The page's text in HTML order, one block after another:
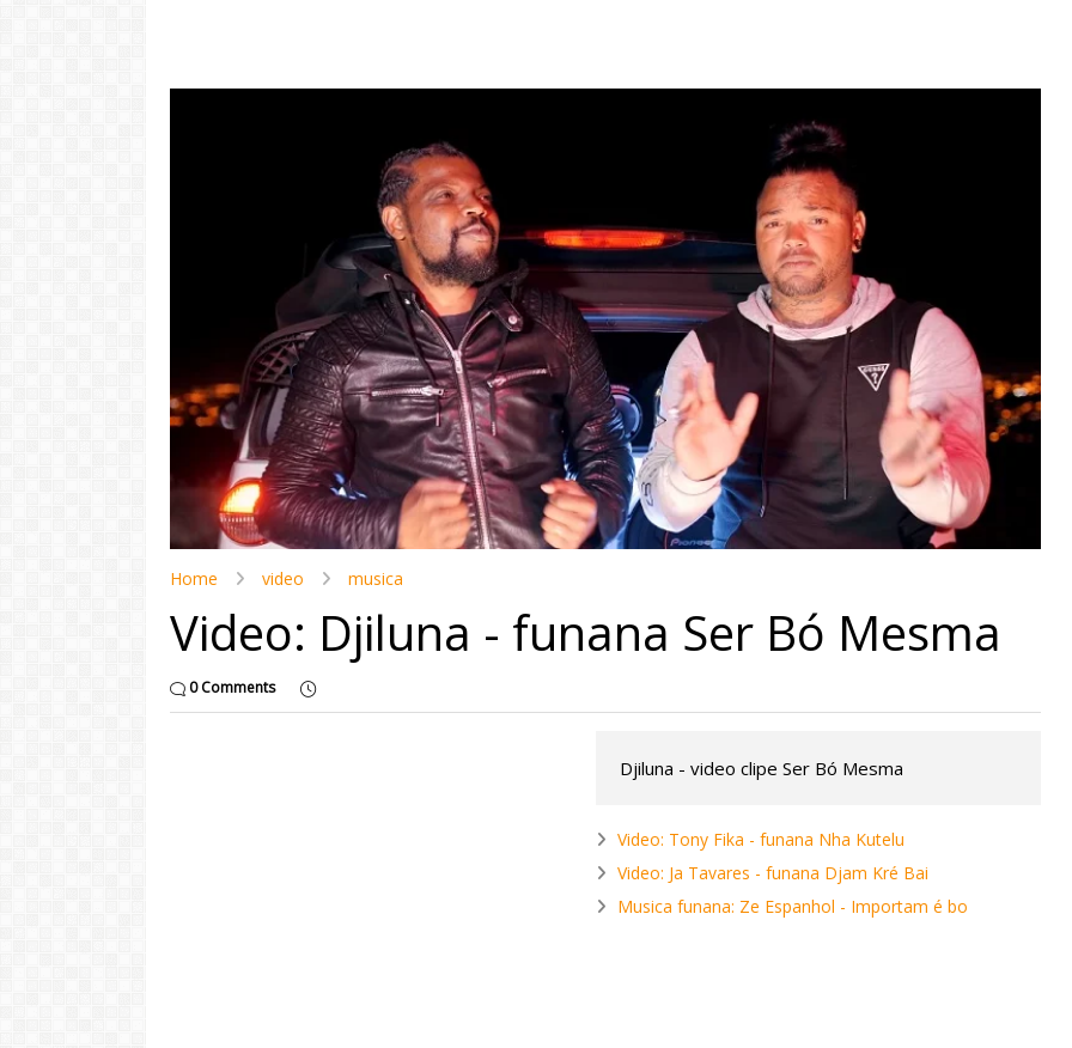
Home video musica
Video: Djiluna - funana Ser Bó Mesma
0 Comments
Djiluna - video clipe Ser Bó Mesma
Video: Tony Fika - funana Nha Kutelu
Video: Ja Tavares - funana Djam Kré Bai
Musica funana: Ze Espanhol - Importam é bo
"Com 16 anos fui para cama
com o Presidente "
LER MAIS
Video: Caboverdiana konta
motivo ki fazel larga
Portugal pa volta pa Cabo
Verde
LER MAIS